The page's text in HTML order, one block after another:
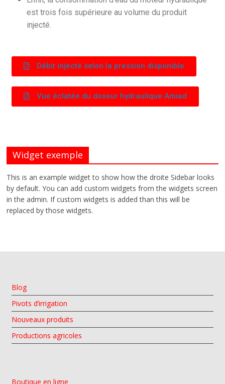
est trois fois supérieure au volume du produit
injecté.
Débit injecté selon la pression disponible
Vue éclatée du doseur hydraulique Amiad
Widget exemple
This is an example widget to show how the droite Sidebar looks
by default. You can add custom widgets from the widgets screen
in the admin. If custom widgets is added than this will be
replaced by those widgets.
Blog
Pivots d’irrigation
Nouveaux produits
Productions agricoles
Boutique en ligne